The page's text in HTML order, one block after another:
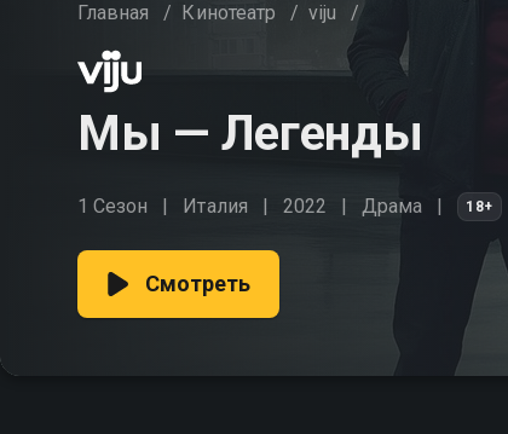
Главная / Кинотеатр / viju /
Мы — Легенды
1 Сезон Италия 2022 Драма 18+
Смотреть